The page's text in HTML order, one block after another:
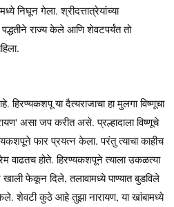
निघून गेला. श्रीदत्तात्रेयांच्या
राज्य केले आणि शेवटपर्यंत तो
हिरण्यकशपू या दैत्यराजाचा हा मुलगा विष्णूचा
असा जप करीत असे. प्रल्हादाला विष्णूचे
फार प्रयत्न केला. परंतु त्याचा काहीच
वाढतच होते. हिरण्यकशपूने त्याला उकळत्या
फेकून दिले, तलावामध्ये पाण्यात बुडविले
शेवटी कुठे आहे तुझा नारायण, या खांबामध्ये